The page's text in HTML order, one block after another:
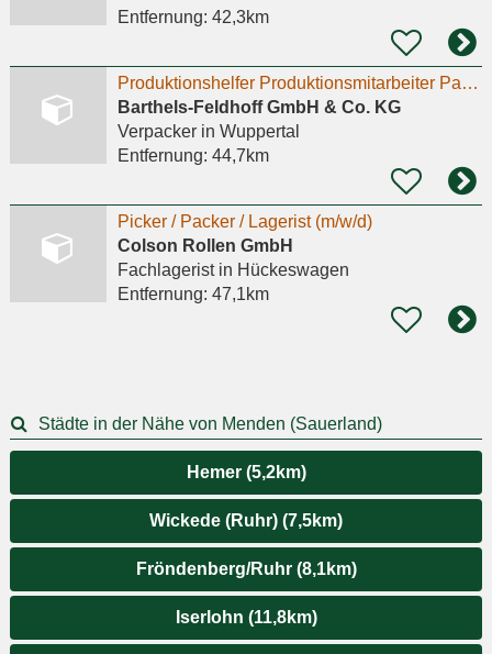
Entfernung: 42,3km
Produktionshelfer Produktionsmitarbeiter Packer (m/w/d)
Barthels-Feldhoff GmbH & Co. KG
Verpackerin Wuppertal
Entfernung: 44,7km
Picker / Packer / Lagerist (m/w/d)
Colson Rollen GmbH
Fachlageristin Hückeswagen
Entfernung: 47,1km
Städte in der Nähe von Menden (Sauerland)
Hemer (5,2km)
Wickede (Ruhr) (7,5km)
Fröndenberg/Ruhr (8,1km)
Iserlohn (11,8km)